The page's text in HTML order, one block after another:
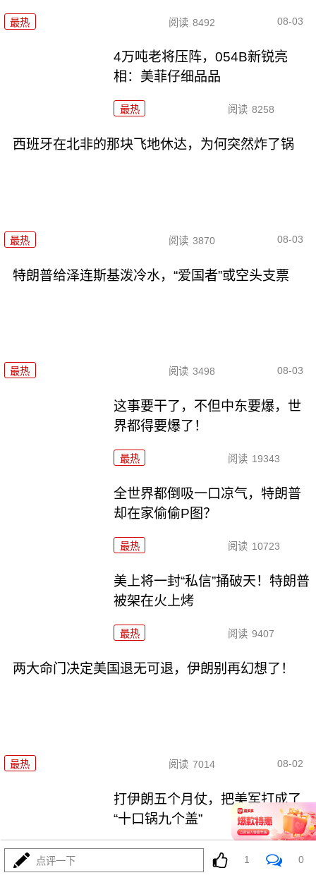
最热 阅读 8492 08-03
4万吨老将压阵，054B新锐亮
相：美菲仔细品品
最热 阅读 8258
西班牙在北非的那块飞地休达，为何突然炸了锅
最热 阅读 3870 08-03
特朗普给泽连斯基泼冷水，“爱国者”或空头支票
最热 阅读 3498 08-03
这事要干了，不但中东要爆，世
界都得要爆了！
最热 阅读 19343
全世界都倒吸一口凉气，特朗普
却在家偷偷P图？
最热 阅读 10723
美上将一封“私信”捅破天！特朗普
被架在火上烤
最热 阅读 9407
两大命门决定美国退无可退，伊朗别再幻想了！
最热 阅读 7014 08-02
打伊朗五个月仗，把美军打成了
“十口锅九个盖”
最热 5486
点评一下 1 0